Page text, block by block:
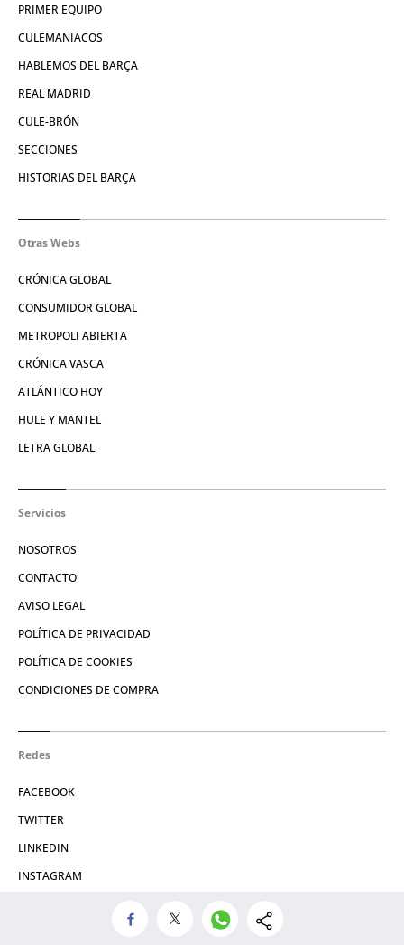
PRIMER EQUIPO
CULEMANIACOS
HABLEMOS DEL BARÇA
REAL MADRID
CULE-BRÓN
SECCIONES
HISTORIAS DEL BARÇA
Otras Webs
CRÓNICA GLOBAL
CONSUMIDOR GLOBAL
METROPOLI ABIERTA
CRÓNICA VASCA
ATLÁNTICO HOY
HULE Y MANTEL
LETRA GLOBAL
Servicios
NOSOTROS
CONTACTO
AVISO LEGAL
POLÍTICA DE PRIVACIDAD
POLÍTICA DE COOKIES
CONDICIONES DE COMPRA
Redes
FACEBOOK
TWITTER
LINKEDIN
INSTAGRAM